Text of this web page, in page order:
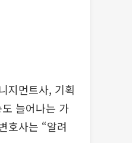
지먼트사, 기획
늘어나는 가
호사는 “알려